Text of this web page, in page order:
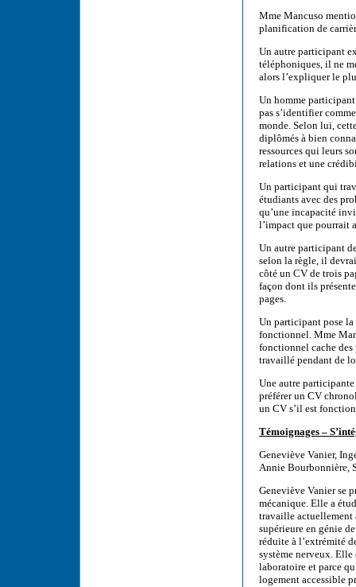
Mme Mancuso
planification de
Un autre participant
téléphoniques, il ne
alors l’expliquer le
Un homme
pas s’identifier
monde. Selon lui,
diplômés à bien
ressources qui leurs
relations et une
Un participant qui
étudiants avec des
qu’une incapacité
l’impact que pourrait
Un autre participant
selon la règle, il
côté un CV de trois
façon dont ils
pages.
Un participant pose
fonctionnel. Mme
fonctionnel cache des
travaillé pendant de
Une autre
préférer un CV
un CV s’il est
Témoignages –
Geneviève Vanier,
Annie Bourbonnière,
Geneviève Vanier se
mécanique. Elle a
travaille actuellement
supérieure en génie
réduite à l’extrémité
système nerveux.
laboratoire et parce
logement accessible